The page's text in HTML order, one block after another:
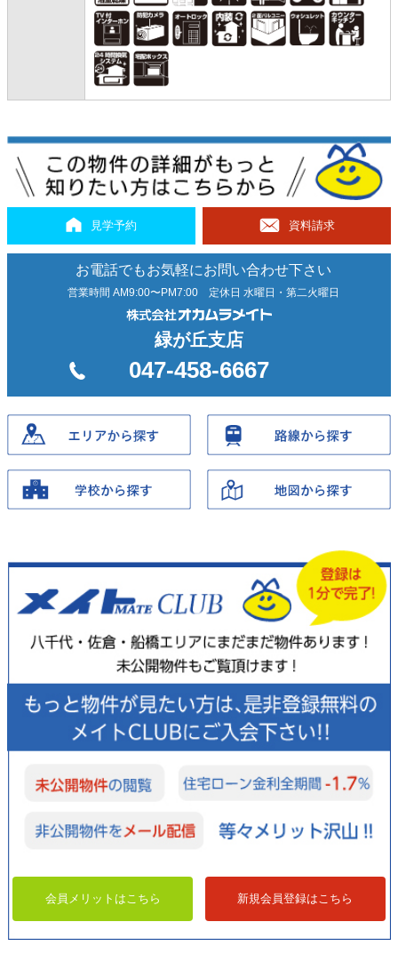
見学予約 資料請求
お電話でもお気軽にお問い合わせ下さい
営業時間 AM9:00〜PM7:00 定休日 水曜日・第二火曜日
緑が丘支店
047-458-6667
会員メリットはこちら 新規会員登録はこちら